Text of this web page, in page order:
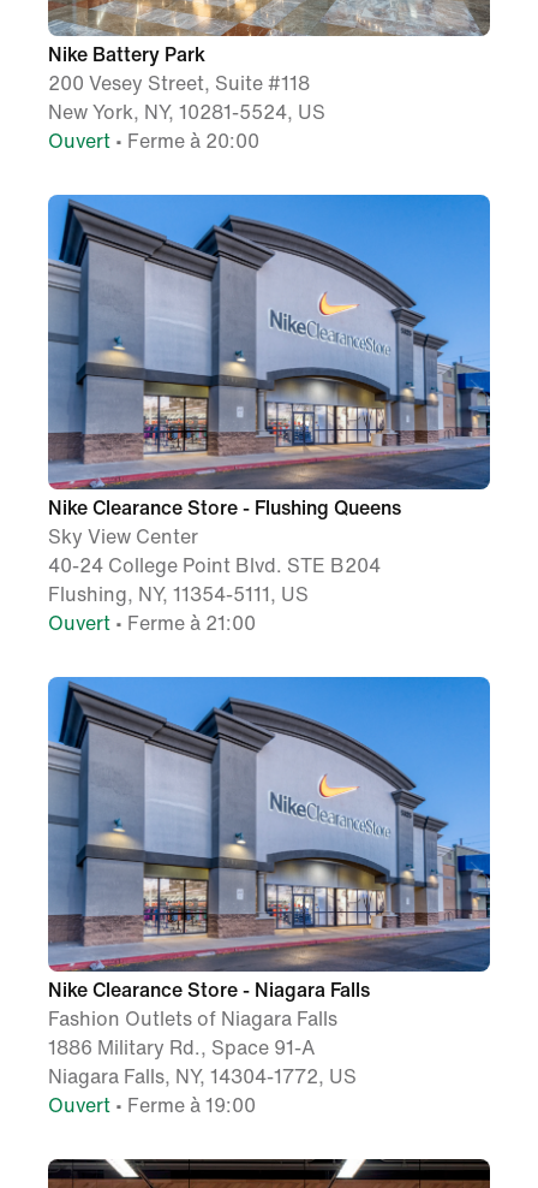
Nike Battery Park
200 Vesey Street, Suite #118
New York, NY, 10281-5524, US
Ouvert • Ferme à 20:00
Nike Clearance Store - Flushing Queens
Sky View Center
40-24 College Point Blvd. STE B204
Flushing, NY, 11354-5111, US
Ouvert • Ferme à 21:00
Nike Clearance Store - Niagara Falls
Fashion Outlets of Niagara Falls
1886 Military Rd., Space 91-A
Niagara Falls, NY, 14304-1772, US
Ouvert • Ferme à 19:00